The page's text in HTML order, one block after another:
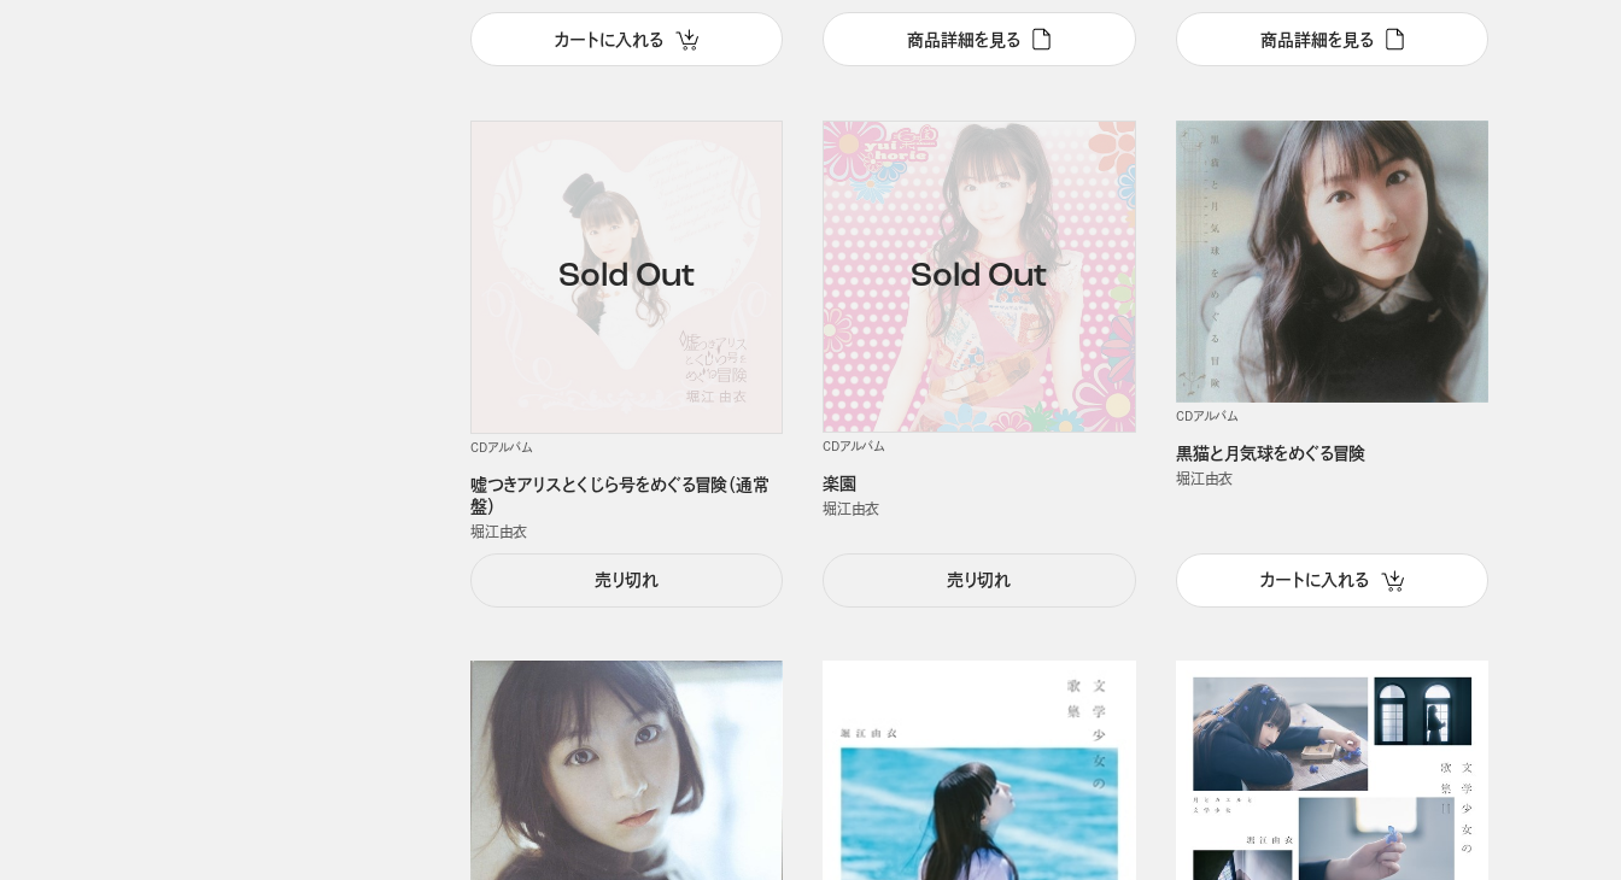
カートに入れる 商品詳細を見る 商品詳細を見る
CDアルバム
嘘つきアリスとくじら号をめぐる冒険（通常
盤）
堀江由衣
売り切れ
CDアルバム
楽園
堀江由衣
売り切れ
CDアルバム
黒猫と月気球をめぐる冒険
堀江由衣
カートに入れる